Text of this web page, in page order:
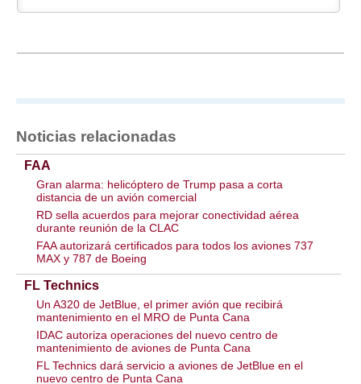
Noticias relacionadas
FAA
Gran alarma: helicóptero de Trump pasa a corta
distancia de un avión comercial
RD sella acuerdos para mejorar conectividad aérea
durante reunión de la CLAC
FAA autorizará certificados para todos los aviones 737
MAX y 787 de Boeing
FL Technics
Un A320 de JetBlue, el primer avión que recibirá
mantenimiento en el MRO de Punta Cana
IDAC autoriza operaciones del nuevo centro de
mantenimiento de aviones de Punta Cana
FL Technics dará servicio a aviones de JetBlue en el
nuevo centro de Punta Cana